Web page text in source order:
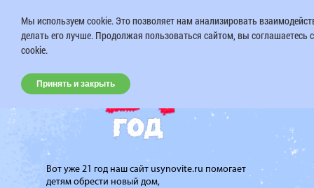
Вот уже 21 год наш сайт usynovite.ru помогает
детям обрести новый дом,
Мы используем cookie. Это позволяет нам анализировать
делать его лучше. Продолжая пользоваться сайтом, вы соглашаетесь
cookie.
Принять и закрыть